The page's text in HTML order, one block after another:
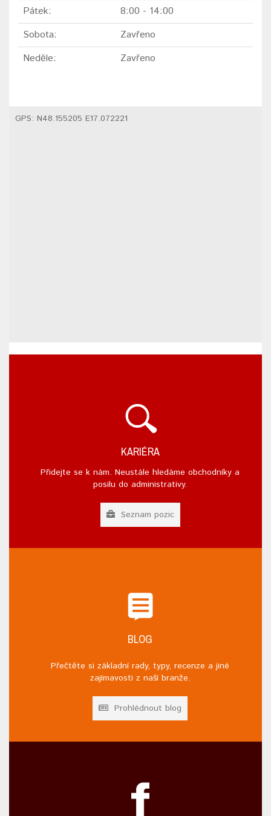
Pátek:
8:00 - 14:00
Sobota:
Zavřeno
Neděle:
Zavřeno
GPS: N48.155205 E17.072221
KARIÉRA
Přidejte se k nám. Neustále hledáme obchodníky a
posilu do administrativy.
Seznam pozic
BLOG
Přečtěte si základní rady, typy, recenze a jiné
zajímavosti z naší branže.
Prohlédnout blog